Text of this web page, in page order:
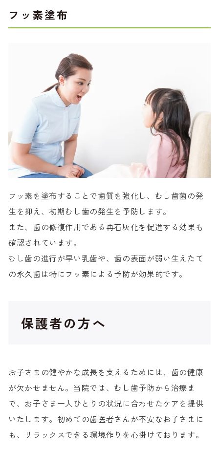
フッ素塗布
フッ素を塗布することで歯質を強化し、むし歯菌の発
生を抑え、初期むし歯の発生を予防します。
また、歯の修復作用である再石灰化を促進する効果も
確認されています。
むし歯の進行が早い乳歯や、歯の表面が弱い生えたて
の永久歯は特にフッ素による予防が効果的です。
保護者の方へ
お子さまの健やかな成長を支えるためには、歯の健康
が欠かせません。当院では、むし歯予防から治療ま
で、お子さま一人ひとりの状況に合わせたケアを提供
いたします。初めての歯医者さんが不安なお子さまに
も、リラックスできる環境作りを心掛けております。